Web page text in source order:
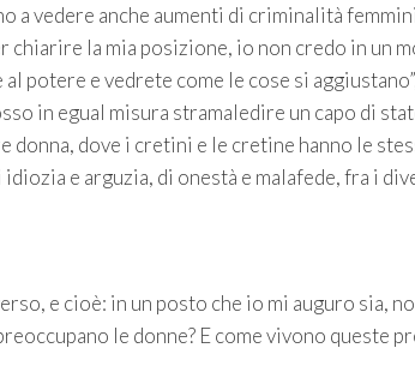
a vedere anche aumenti di criminalità
chiarire la mia posizione, io non credo in un
potere e vedrete come le cose si
in egual misura stramaledire un capo di
donna, dove i cretini e le cretine hanno le
e arguzia, di onestà e malafede, fra i
e cioè: in un posto che io mi auguro sia,
le donne? E come vivono queste